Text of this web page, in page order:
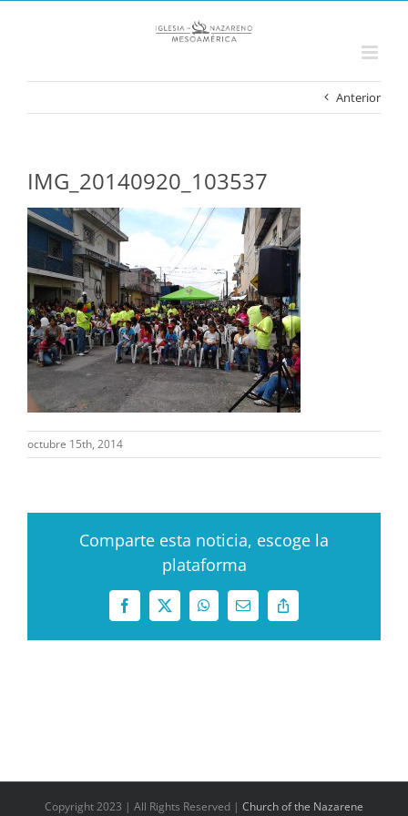
Anterior
IMG_20140920_103537
octubre 15th, 2014
Comparte esta noticia, escoge la
plataforma
Facebook
X WhatsAppCorreo
electrónico
Copy
Link
Copyright 2023 | All Rights Reserved | Church of the Nazarene